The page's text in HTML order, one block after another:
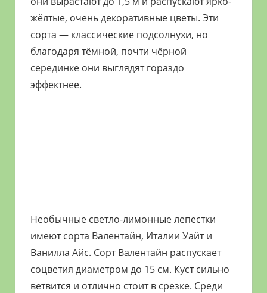
жёлтые, очень декоративные цветы. Эти
сорта — классические подсолнухи, но
благодаря тёмной, почти чёрной
серединке они выглядят гораздо
эффектнее.
Необычные светло-лимонные лепестки
имеют сорта Валентайн, Италии Уайт и
Ванилла Айс. Сорт Валентайн распускает
соцветия диаметром до 15 см. Куст сильно
ветвится и отлично стоит в срезке. Среди